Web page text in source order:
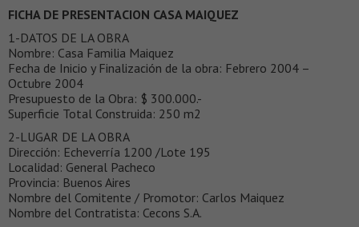
FICHA DE PRESENTACION CASA MAIQUEZ
1-DATOS DE LA OBRA
Nombre: Casa Familia Maiquez
Fecha de Inicio y Finalización de la obra: Febrero 2004 –
Octubre 2004
Presupuesto de la Obra: $ 300.000.-
Superficie Total Construida: 250 m2
2-LUGAR DE LA OBRA
Dirección: Echeverría 1200 /Lote 195
Localidad: General Pacheco
Provincia: Buenos Aires
Nombre del Comitente / Promotor: Carlos Maiquez
Nombre del Contratista: Cecons S.A.